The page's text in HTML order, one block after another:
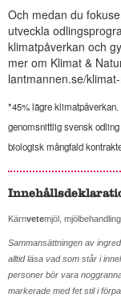
Och medan du
utveckla
klimatpåverkan och
mer om Klimat &
lantmannen.se/
*45% lägre
genomsnittlig svensk
biologisk mångfald
Kärnvetemjöl,
Sammansättningen av
alltid läsa vad som står i
personer bör vara
markerade med fet stil i